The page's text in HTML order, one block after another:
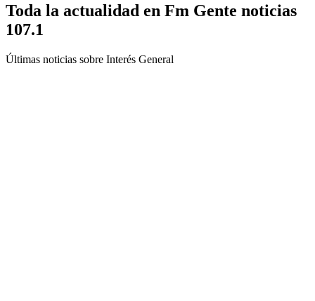
Toda la actualidad en Fm Gente noticias
107.1
Últimas noticias sobre Interés General